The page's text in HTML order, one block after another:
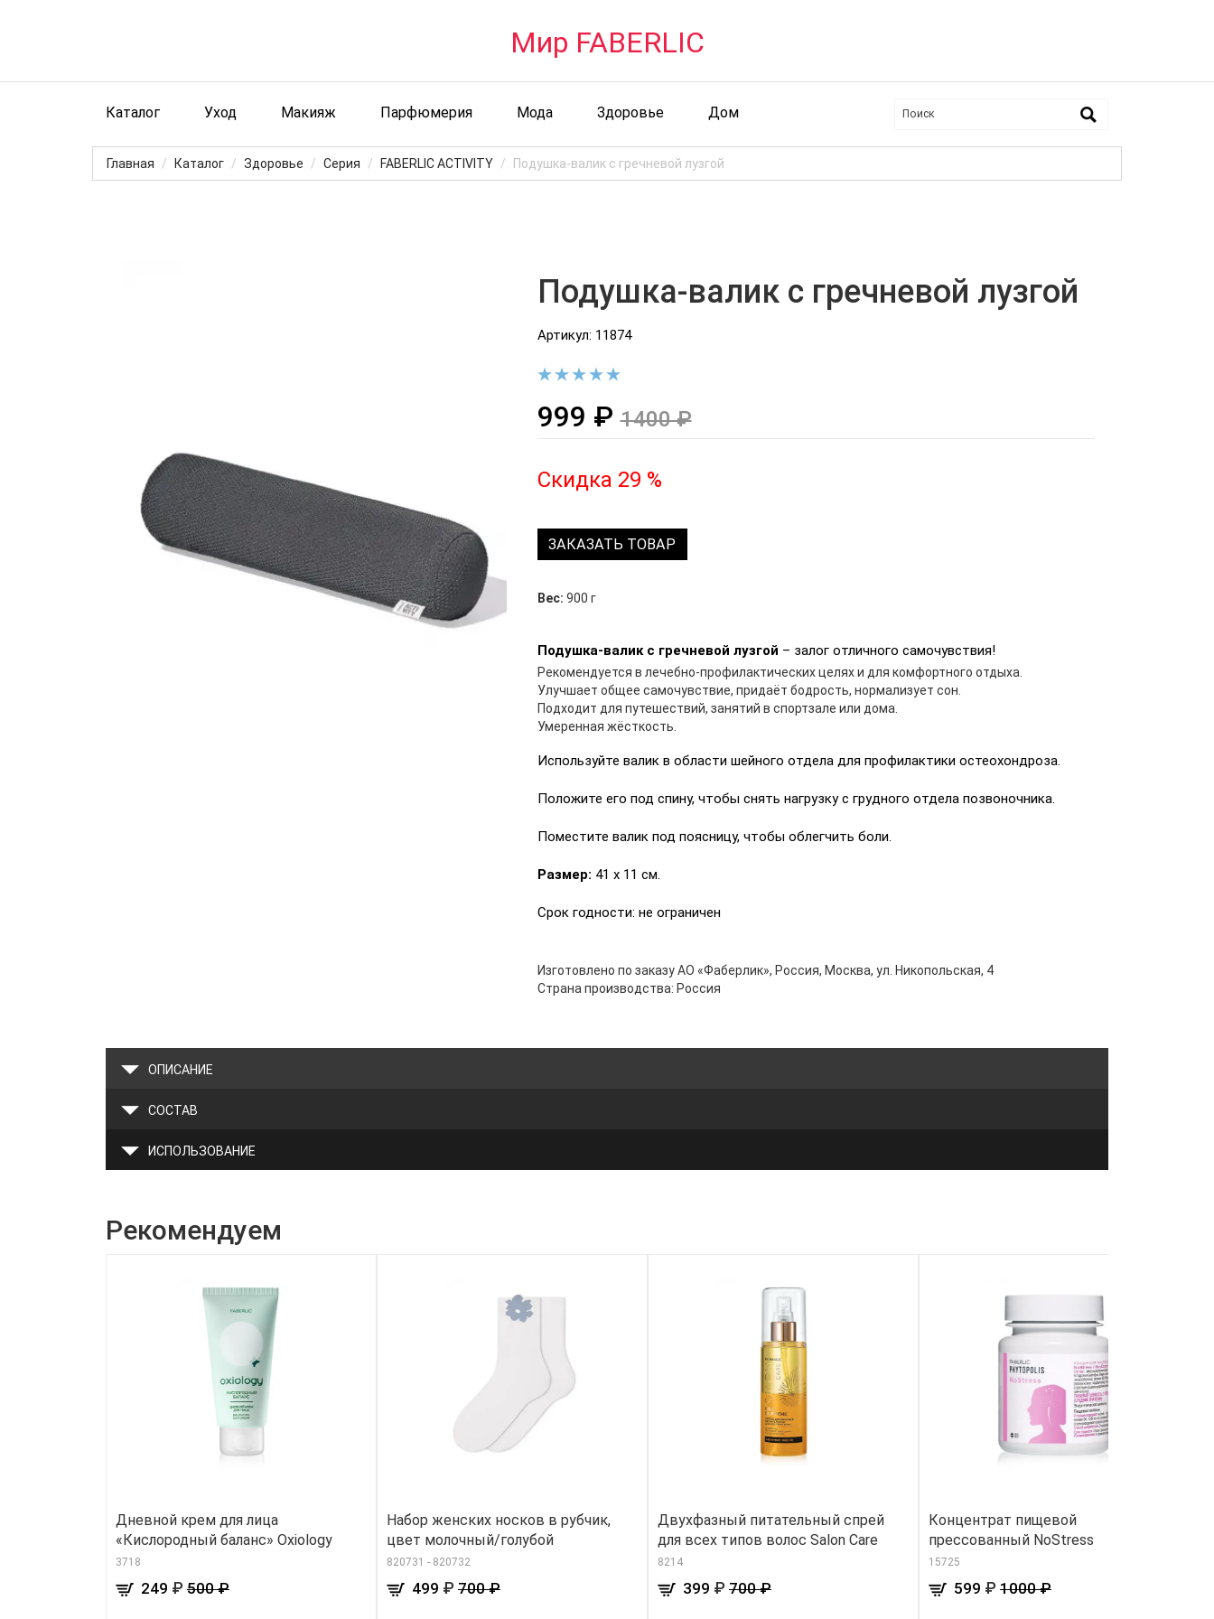
Мир FABERLIC
Каталог Уход Макияж Парфюмерия Мода Здоровье Дом
Главная Каталог Здоровье Серия FABERLIC ACTIVITY Подушка-валик c гречневой лузгой
Подушка-валик c гречневой лузгой
Артикул: 11874
999 ₽1400 ₽
Скидка 29 %
ЗАКАЗАТЬ ТОВАР
Вес: 900 г
Подушка-валик c гречневой лузгой – залог отличного самочувствия!
Рекомендуется в лечебно-профилактических целях и для комфортного отдыха.
Улучшает общее самочувствие, придаёт бодрость, нормализует сон.
Подходит для путешествий, занятий в спортзале или дома.
Умеренная жёсткость.
Используйте валик в области шейного отдела для профилактики остеохондроза.
Положите его под спину, чтобы снять нагрузку с грудного отдела позвоночника.
Поместите валик под поясницу, чтобы облегчить боли.
Размер: 41 х 11 см.
Срок годности: не ограничен
Изготовлено по заказу АО «Фаберлик», Россия, Москва, ул. Никопольская, 4
Страна производства: Россия
ОПИСАНИЕ
СОСТАВ
ИСПОЛЬЗОВАНИЕ
Рекомендуем
Дневной крем для лица
«Кислородный баланс» Oxiology
3718
249 ₽ 500 ₽
Набор женских носков в рубчик,
цвет молочный/голубой
820731 - 820732
499 ₽ 700 ₽
Двухфазный питательный спрей
для всех типов волос Salon Care
8214
399 ₽ 700 ₽
Концентрат пищевой
прессованный NoStress
15725
599 ₽ 1000 ₽